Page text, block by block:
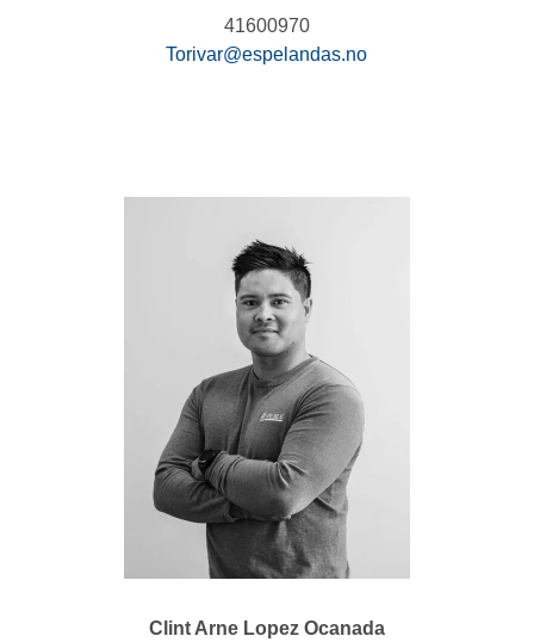
41600970
Torivar@espelandas.no
Clint Arne Lopez Ocanada